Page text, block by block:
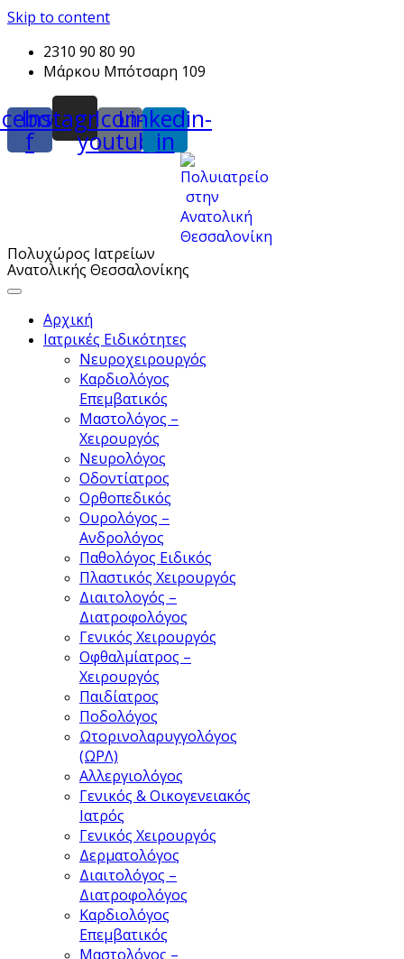
Skip to content
2310 90 80 90
Μάρκου Μπότσαρη 109
f
Instagram
Icon-
youtube
Linkedin-
in
Πολυχώρος Ιατρείων
Ανατολικής Θεσσαλονίκης
Αρχική
Ιατρικές Ειδικότητες
Νευροχειρουργός
Καρδιολόγος
Επεμβατικός
Μαστολόγος –
Χειρουργός
Νευρολόγος
Οδοντίατρος
Ορθοπεδικός
Ουρολόγος –
Ανδρολόγος
Παθολόγος Ειδικός
Πλαστικός Χειρουργός
Διαιτολογός –
Διατροφολόγος
Γενικός Χειρουργός
Οφθαλμίατρος –
Χειρουργός
Παιδίατρος
Ποδολόγος
Ωτορινολαρυγγολόγος
(ΩΡΛ)
Αλλεργιολόγος
Γενικός & Οικογενειακός
Ιατρός
Γενικός Χειρουργός
Δερματολόγος
Διαιτολόγος –
Διατροφολόγος
Καρδιολόγος
Επεμβατικός
Μαστολόγος –